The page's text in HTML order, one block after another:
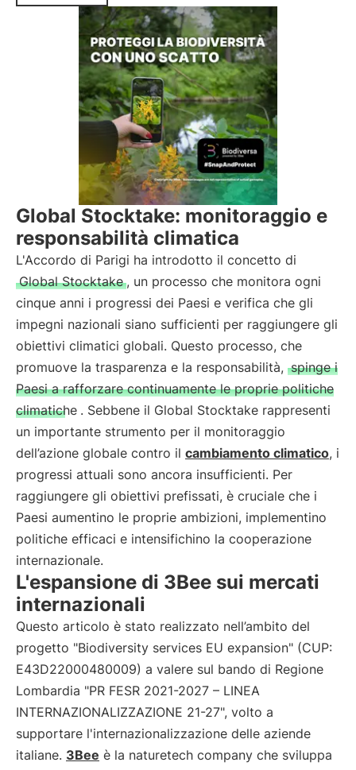
Global Stocktake: monitoraggio e
responsabilità climatica
L'Accordo di Parigi ha introdotto il concetto di
Global Stocktake , un processo che monitora ogni
cinque anni i progressi dei Paesi e verifica che gli
impegni nazionali siano sufficienti per raggiungere gli
obiettivi climatici globali. Questo processo, che
promuove la trasparenza e la responsabilità, spinge i
Paesi a rafforzare continuamente le proprie politiche
climatiche . Sebbene il Global Stocktake rappresenti
un importante strumento per il monitoraggio
dell’azione globale contro il cambiamento climatico, i
progressi attuali sono ancora insufficienti. Per
raggiungere gli obiettivi prefissati, è cruciale che i
Paesi aumentino le proprie ambizioni, implementino
politiche efficaci e intensifichino la cooperazione
internazionale.
L'espansione di 3Bee sui mercati
internazionali
Questo articolo è stato realizzato nell’ambito del
progetto "Biodiversity services EU expansion" (CUP:
E43D22000480009) a valere sul bando di Regione
Lombardia "PR FESR 2021-2027 – LINEA
INTERNAZIONALIZZAZIONE 21-27", volto a
supportare l'internazionalizzazione delle aziende
italiane. 3Bee è la naturetech company che sviluppa